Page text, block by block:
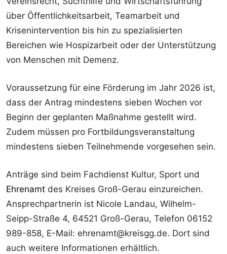
über Öffentlichkeitsarbeit, Teamarbeit und
Krisenintervention bis hin zu spezialisierten
Bereichen wie Hospizarbeit oder der Unterstützung
von Menschen mit Demenz.
Voraussetzung für eine Förderung im Jahr 2026 ist,
dass der Antrag mindestens sieben Wochen vor
Beginn der geplanten Maßnahme gestellt wird.
Zudem müssen pro Fortbildungsveranstaltung
mindestens sieben Teilnehmende vorgesehen sein.
Anträge sind beim Fachdienst Kultur, Sport und
Ehrenamt des Kreises Groß-Gerau einzureichen.
Ansprechpartnerin ist Nicole Landau, Wilhelm-
Seipp-Straße 4, 64521 Groß-Gerau, Telefon 06152
989-858, E-Mail: ehrenamt@kreisgg.de. Dort sind
auch weitere Informationen erhältlich.